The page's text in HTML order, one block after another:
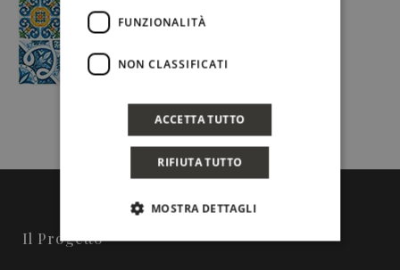
Il Progetto
FUNZIONALITÀ
NON CLASSIFICATI
ACCETTA TUTTO
RIFIUTA TUTTO
MOSTRA DETTAGLI